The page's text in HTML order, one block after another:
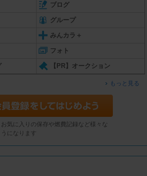
ブログ
グループ
みんカラ＋
フォト
【PR】オークション
もっと見る
気に入りの保存や燃費記録など様々な
になります